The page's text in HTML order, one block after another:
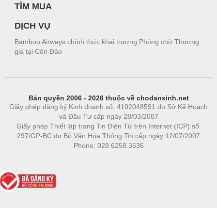
TÌM MUA
DỊCH VỤ
Bamboo Airways chính thức khai trương Phòng chờ Thương
gia tại Côn Đảo
Bản quyền 2006 - 2026 thuộc về chodansinh.net
Giấy phép đăng ký Kinh doanh số: 4102048591 do Sở Kế Hoạch
và Đầu Tư cấp ngày 28/03/2007
Giấy phép Thiết lập trang Tin Điện Tử trên Internet (ICP) số:
297/GP-BC do Bộ Văn Hóa Thông Tin cấp ngày 12/07/2007
Phone: 028.6258.3536